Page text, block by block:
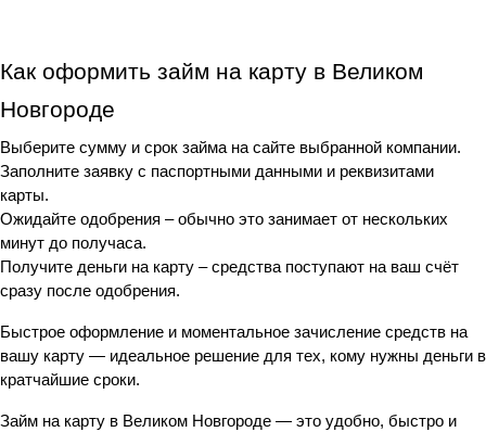
Как оформить займ на карту в Великом
Новгороде
Выберите сумму и срок займа на сайте выбранной компании.
Заполните заявку с паспортными данными и реквизитами
карты.
Ожидайте одобрения – обычно это занимает от нескольких
минут до получаса.
Получите деньги на карту – средства поступают на ваш счёт
сразу после одобрения.
Быстрое оформление и моментальное зачисление средств на
вашу карту — идеальное решение для тех, кому нужны деньги в
кратчайшие сроки.
Займ на карту в Великом Новгороде — это удобно, быстро и